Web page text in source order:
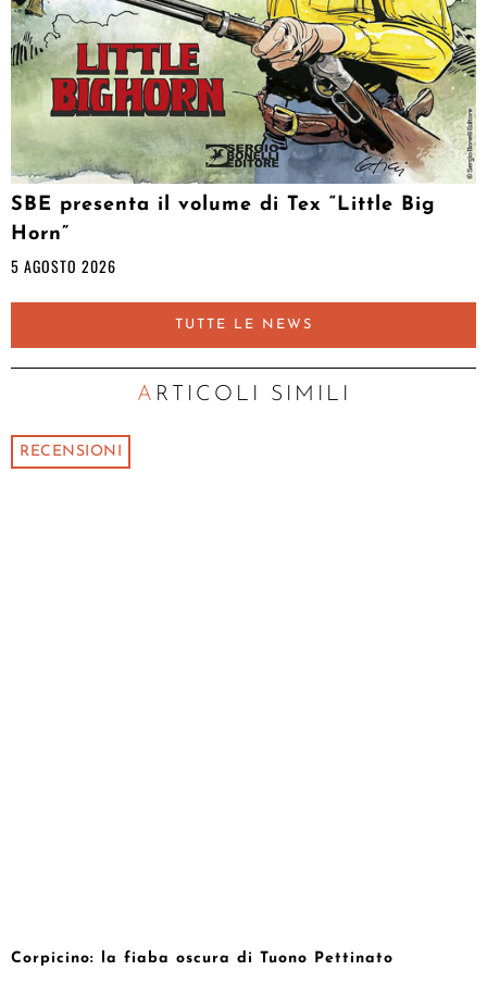
SBE presenta il volume di Tex “Little Big
Horn”
5 AGOSTO 2026
TUTTE LE NEWS
ARTICOLI SIMILI
RECENSIONI
Corpicino: la fiaba oscura di Tuono Pettinato